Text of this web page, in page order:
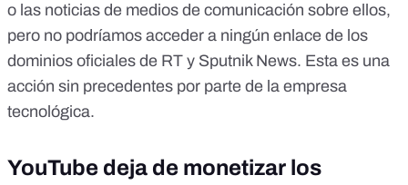
o las noticias de medios de comunicación sobre ellos,
pero no podríamos acceder a ningún enlace de los
dominios oficiales de RT y Sputnik News. Esta es una
acción sin precedentes por parte de la empresa
tecnológica.
YouTube deja de monetizar los